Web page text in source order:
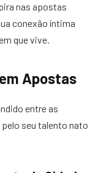
nas apostas
conexão íntima
que vive.
Apostas
entre as
seu talento nato